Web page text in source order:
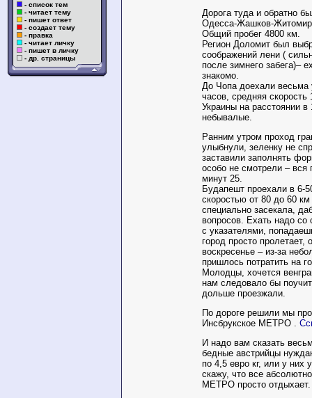
- список тем
- читает тему
- пишет ответ
- создает тему
- правка
- читает личку
- пишет в личку
- др. страницы
Дорога туда и обратно
Одесса-Жашков-
Общий пробег 4800 км.
Регион Доломит был
соображений лени (
после зимнего забега)–
знакомо.
До Чопа доехали весьма
часов, средняя
Украины на расстоянии
небывалые.
Ранним утром проход
улыбнули, зеленку не
заставили заполнять
особо не смотрели – вся
минут 25.
Будапешт проехали в 6-
скоростью от 80 до 60
специально засекала,
вопросов. Ехать надо со
с указателями,
город просто пролетает,
воскресенье – из-за
пришлось потратить на
Молодцы, хочется
нам следовало бы
дольше проезжали.
По дороге решили мы
Инсбрукское МЕТРО .
И надо вам сказать
бедные австрийцы
по 4,5 евро кг, или у них
скажу, что все
МЕТРО просто отдыхает.